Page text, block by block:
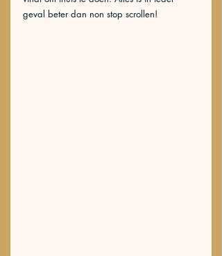
geval beter dan non stop scrollen!